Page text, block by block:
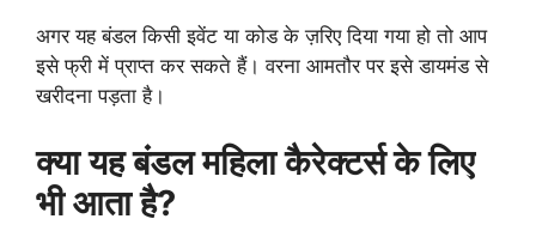
अगर यह बंडल किसी इवेंट या कोड के ज़रिए दिया गया हो तो आप
इसे फ्री में प्राप्त कर सकते हैं। वरना आमतौर पर इसे डायमंड से
खरीदना पड़ता है।
क्या यह बंडल महिला कैरेक्टर्स के लिए
भी आता है?